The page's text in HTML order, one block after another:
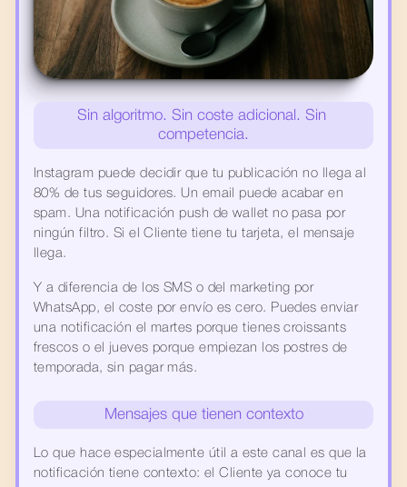
Sin algoritmo. Sin coste adicional. Sin
competencia.
Instagram puede decidir que tu publicación no llega al
80% de tus seguidores. Un email puede acabar en
spam. Una notificación push de wallet no pasa por
ningún filtro. Si el Cliente tiene tu tarjeta, el mensaje
llega.
Y a diferencia de los SMS o del marketing por
WhatsApp, el coste por envío es cero. Puedes enviar
una notificación el martes porque tienes croissants
frescos o el jueves porque empiezan los postres de
temporada, sin pagar más.
Mensajes que tienen contexto
Lo que hace especialmente útil a este canal es que la
notificación tiene contexto: el Cliente ya conoce tu